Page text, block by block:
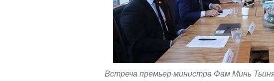
Встреча премьер-министра Фам Минь